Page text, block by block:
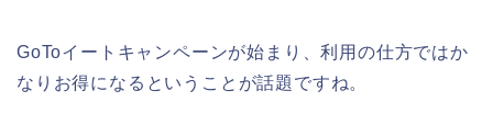
GoToイートキャンペーンが始まり、利用の仕方ではか
なりお得になるということが話題ですね。